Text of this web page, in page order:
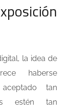
la idea de
haberse
tan
estén tan